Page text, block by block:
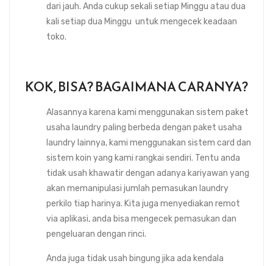
dari jauh. Anda cukup sekali setiap Minggu atau dua
kali setiap dua Minggu untuk mengecek keadaan
toko.
KOK, BISA? BAGAIMANA CARANYA?
Alasannya karena kami menggunakan sistem paket
usaha laundry paling berbeda dengan paket usaha
laundry lainnya, kami menggunakan sistem card dan
sistem koin yang kami rangkai sendiri. Tentu anda
tidak usah khawatir dengan adanya kariyawan yang
akan memanipulasi jumlah pemasukan laundry
perkilo tiap harinya. Kita juga menyediakan remot
via aplikasi, anda bisa mengecek pemasukan dan
pengeluaran dengan rinci.
Anda juga tidak usah bingung jika ada kendala